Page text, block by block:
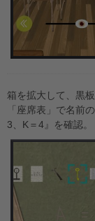
箱を拡大して、黒
「座席表」で名前
3、K＝4』を確認。